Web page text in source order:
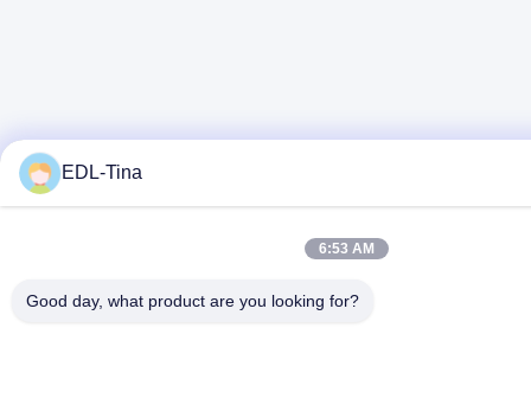
EDL-Tina
6:53 AM
Good day, what product are you looking for?